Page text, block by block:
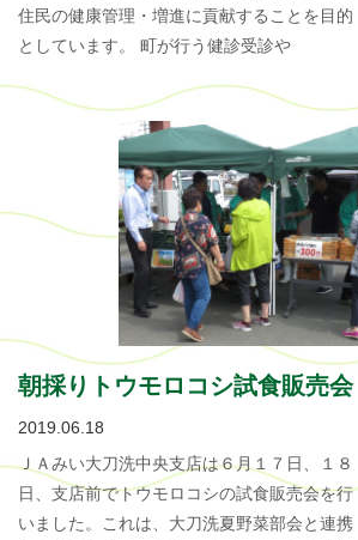
住民の健康管理・増進に貢献することを目的
としています。 町が行う健診受診や
朝採りトウモロコシ試食販売会
2019.06.18
ＪＡみい大刀洗中央支店は６月１７日、１８
日、支店前でトウモロコシの試食販売会を行
いました。これは、大刀洗夏野菜部会と連携